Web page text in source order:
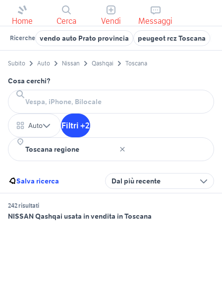
Home Cerca Vendi Messaggi
Ricerche vendo auto Prato provincia peugeot rcz Toscana
Subito Auto Nissan Qashqai Toscana
Cosa cerchi?
Auto Filtri +2
Salva ricerca Dal più recente
242 risultati
NISSAN Qashqai usata in vendita in Toscana